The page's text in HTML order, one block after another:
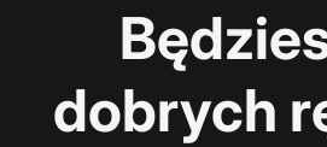
dobrych